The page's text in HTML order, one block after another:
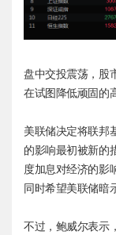
盘中交投震荡，股
在试图降低顽固的
美联储决定将联邦
的影响最初被新的
度加息对经济的影
同时希望美联储暗
不过，鲍威尔表示